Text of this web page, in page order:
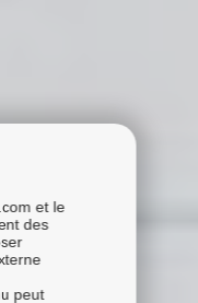
et le
des
peut